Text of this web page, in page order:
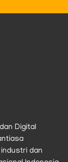
Digital
dan